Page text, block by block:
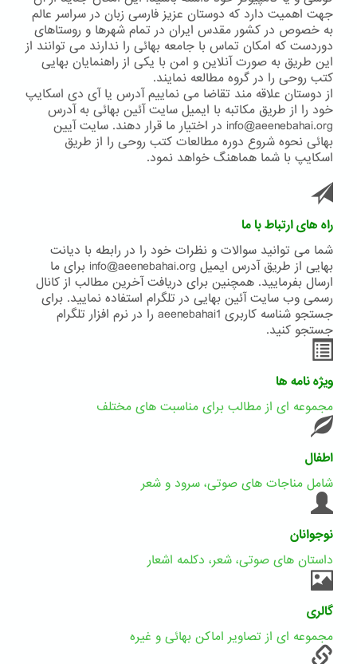
جهت اهمیت دارد که دوستان عزیز فارسی زبان در سراسر عالم
به خصوص در کشور مقدس ایران در تمام شهرها و روستاهای
دوردست که امکان تماس با جامعه بهائی را ندارند می توانند از
این طریق به صورت آنلاین و امن با یکی از راهنمایان بهایی
کتب روحی را در گروه مطالعه نمایند.
از دوستان علاقه مند تقاضا می نماییم آدرس یا آی دی اسکایپ
خود را از طریق مکاتبه با ایمیل سایت آئین بهائی به آدرس
info@aeenebahai.org در اختیار ما قرار دهند. سایت آیین
بهائی نحوه شروع دوره مطالعات کتب روحی را از طریق
اسکایپ با شما هماهنگ خواهد نمود.
راه های ارتباط با ما
شما می توانید سوالات و نظرات خود را در رابطه با دیانت
بهایی از طریق آدرس ایمیل info@aeenebahai.org برای ما
ارسال بفرمایید. همچنین برای دریافت آخرین مطالب از کانال
رسمی وب سایت آئین بهایی در تلگرام استفاده نمایید. برای
جستجو شناسه کاربری aeenebahai1 را در نرم افزار تلگرام
جستجو کنید.
ویژه نامه ها
مجموعه ای از مطالب برای مناسبت های مختلف
اطفال
شامل مناجات های صوتی، سرود و شعر
نوجوانان
داستان های صوتی، شعر، دکلمه اشعار
گالری
مجموعه ای از تصاویر اماکن بهائی و غیره